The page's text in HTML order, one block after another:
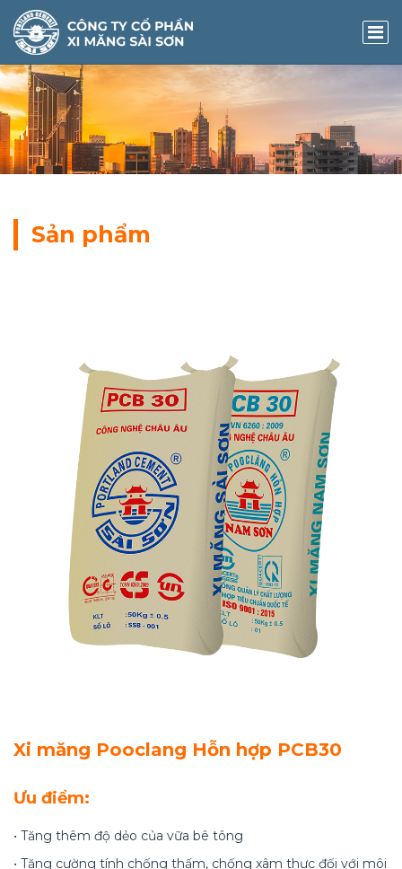
Sản phẩm
Xi măng Pooclang Hỗn hợp PCB30
Ưu điểm:
• Tăng thêm độ dẻo của vữa bê tông
• Tăng cường tính chống thấm, chống xâm thực đối với môi